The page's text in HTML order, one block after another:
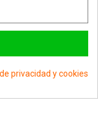

privacidad y cookies